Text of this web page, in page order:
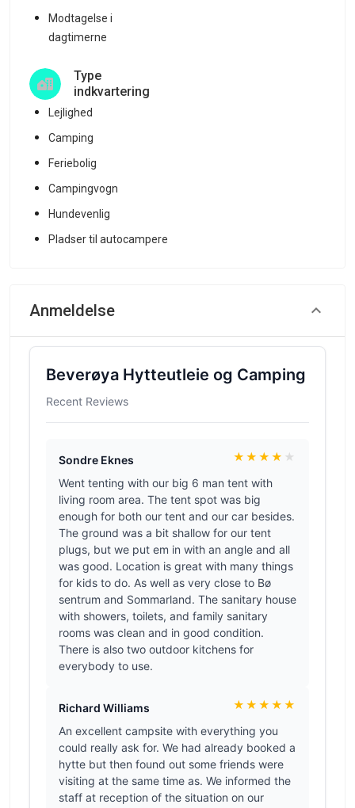
Modtagelse i
dagtimerne
Type
indkvartering
Lejlighed
Camping
Feriebolig
Campingvogn
Hundevenlig
Pladser til autocampere
Anmeldelse